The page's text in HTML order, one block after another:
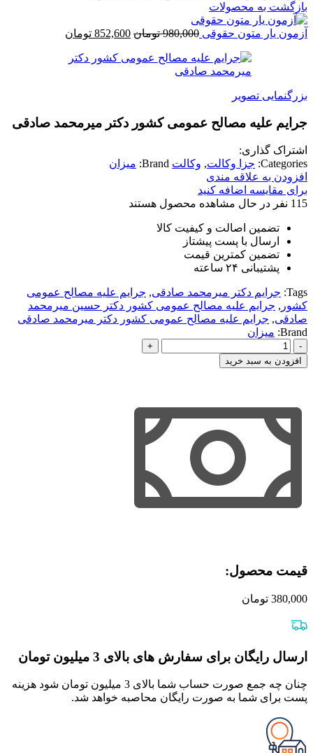
بود.
است.
بازگشت به محصولات
آزمون یار متون حقوقی 980,000 تومان قیمت
980,000 تومان
852,600 تومان
بزرگنمایی تصویر
جرایم علیه مصالح عمومی کشور دکتر میرمحمد صادقی
اشتراک گذاری:
Categories: جزا وکالت, وکالت Brand: میزان
افزودن به علاقه مندی
برای مقایسه اضافه کنید
115 نفر در حال مشاهده محصول هستند
تضمین اصالت و کیفیت کالا
ارسال با پست پیشتاز
تضمین کمترین قیمت
پشتیبانی ۲۴ ساعته
Tags: جرایم دکتر میرمحمد صادقی, جرایم علیه مصالح عمومی
کشور , جرایم علیه مصالح عمومی کشور دکتر حسین میرمحمد
صادقی, جرایم علیه مصالح عمومی کشور دکتر میرمحمد صادقی
Brand: میزان
جرایم
علیه
مصالح
دکتر
میرمحمد
صادقی
افزودن به سبد خرید
قیمت محصول:​
380,000 تومان
ارسال رایگان برای سفارش های بالای 3 میلیون تومان
چنان چه جمع صورت حساب شما بالای 3 میلیون تومان شود هزینه
پست برای شما به صورت رایگان محاصبه خواهد شد.